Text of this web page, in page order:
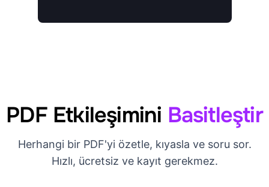
PDF Etkileşimini Basitleştir
Herhangi bir PDF'yi özetle, kıyasla ve soru sor.
Hızlı, ücretsiz ve kayıt gerekmez.